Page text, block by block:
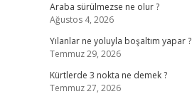
Araba sürülmezse ne olur ?
Ağustos 4, 2026
Yılanlar ne yoluyla boşaltım yapar ?
Temmuz 29, 2026
Kürtlerde 3 nokta ne demek ?
Temmuz 27, 2026